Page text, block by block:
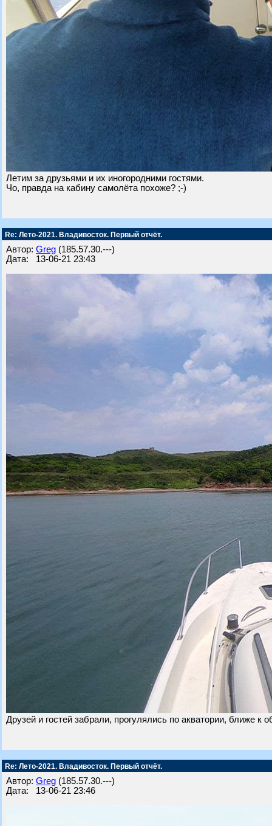
Летим за друзьями и их иногородними гостями.
Чо, правда на кабину самолёта похоже? ;-)
Re: Лето-2021. Владивосток. Первый отчёт.
Автор: Greg (185.57.30.---)
Дата: 13-06-21 23:43
Друзей и гостей забрали, прогулялись по акватории, ближе
Re: Лето-2021. Владивосток. Первый отчёт.
Автор: Greg (185.57.30.---)
Дата: 13-06-21 23:46